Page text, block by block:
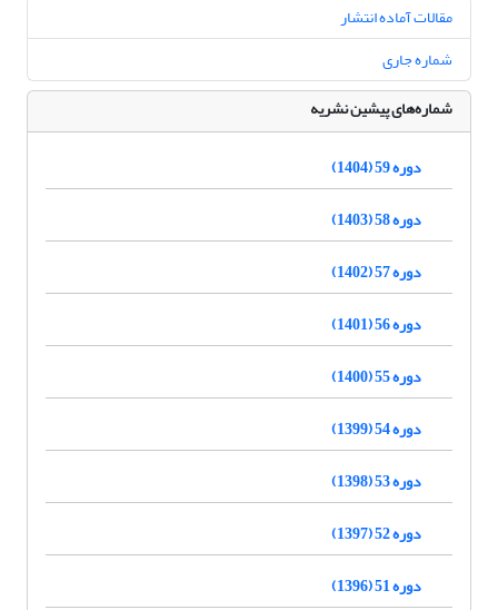
مقالات آماده انتشار
شماره جاری
شماره‌های پیشین نشریه
دوره 59 (1404)
دوره 58 (1403)
دوره 57 (1402)
دوره 56 (1401)
دوره 55 (1400)
دوره 54 (1399)
دوره 53 (1398)
دوره 52 (1397)
دوره 51 (1396)